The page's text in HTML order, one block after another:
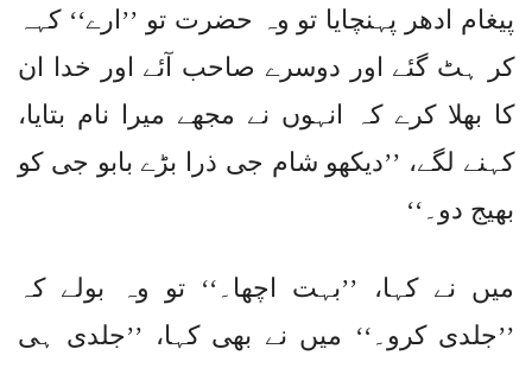
پیغام ادھر پہنچایا تو وہ حضرت تو ’’ارے‘‘ کہہ
کر ہٹ گئے اور دوسرے صاحب آئے اور خدا ان
کا بھلا کرے کہ انہوں نے مجھے میرا نام بتایا،
کہنے لگے، ’’دیکھو شام جی ذرا بڑے بابو جی کو
بھیج دو۔‘‘
میں نے کہا، ’’بہت اچھا۔‘‘ تو وہ بولے کہ
’’جلدی کرو۔‘‘ میں نے بھی کہا، ’’جلدی ہی